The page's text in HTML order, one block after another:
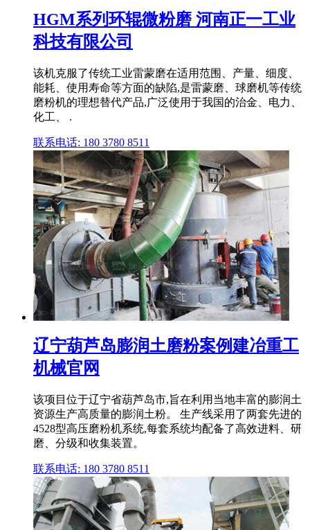
HGM系列环辊微粉磨 河南正一工业
科技有限公司
该机克服了传统工业雷蒙磨在适用范围、产量、细度、
能耗、使用寿命等方面的缺陷,是雷蒙磨、球磨机等传统
磨粉机的理想替代产品,广泛使用于我国的治金、电力、
化工、 .
联系电话: 180 3780 8511
辽宁葫芦岛膨润土磨粉案例建冶重工
机械官网
该项目位于辽宁省葫芦岛市,旨在利用当地丰富的膨润土
资源生产高质量的膨润土粉。 生产线采用了两套先进的
4528型高压磨粉机系统,每套系统均配备了高效进料、研
磨、分级和收集装置。
联系电话: 180 3780 8511